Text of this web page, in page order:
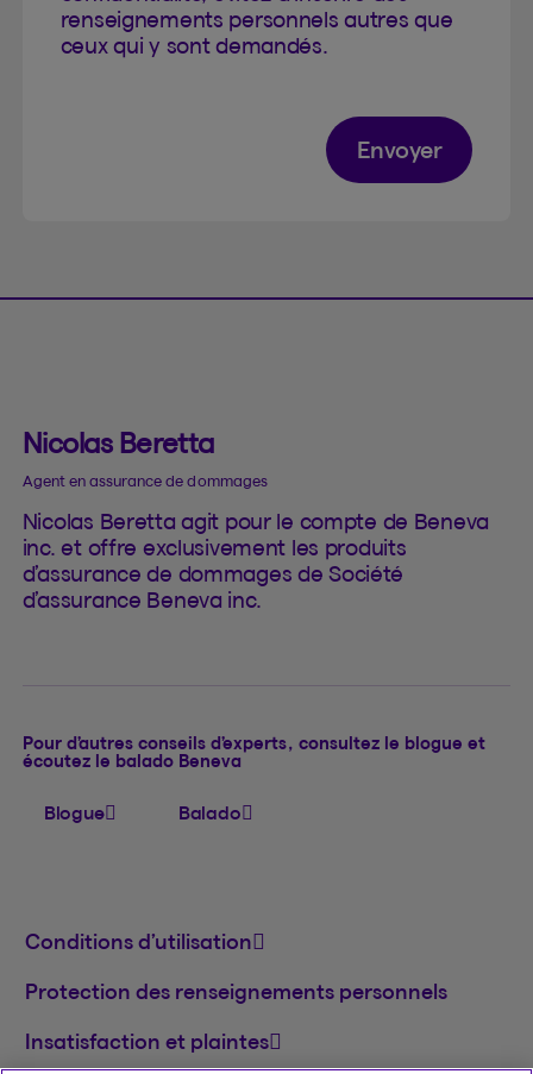
renseignements personnels autres que
ceux qui y sont demandés.
Envoyer
Nicolas Beretta
Agent en assurance de dommages
Nicolas Beretta agit pour le compte de Beneva
inc. et offre exclusivement les produits
d’assurance de dommages de Société
d’assurance Beneva inc.
Pour d’autres conseils d’experts, consultez le blogue et
écoutez le balado Beneva
Blogue Balado
Conditions d’utilisation
Protection des renseignements personnels
Insatisfaction et plaintes